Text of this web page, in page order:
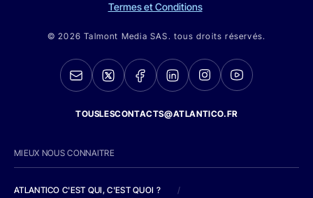
Termes et Conditions
© 2026 Talmont Media SAS. tous droits réservés.
TOUSLESCONTACTS@ATLANTICO.FR
MIEUX NOUS CONNAITRE
ATLANTICO C'EST QUI, C'EST QUOI ?
/